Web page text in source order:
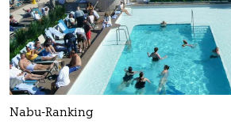
Nabu-Ranking